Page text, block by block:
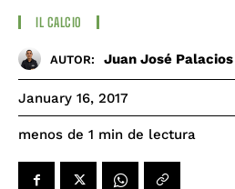
IL CALCIO
AUTOR: Juan José Palacios
January 16, 2017
menos de 1 min de lectura